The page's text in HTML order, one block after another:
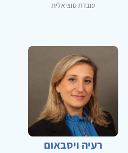
עובדת סוציאלית
רעיה ויסבאום